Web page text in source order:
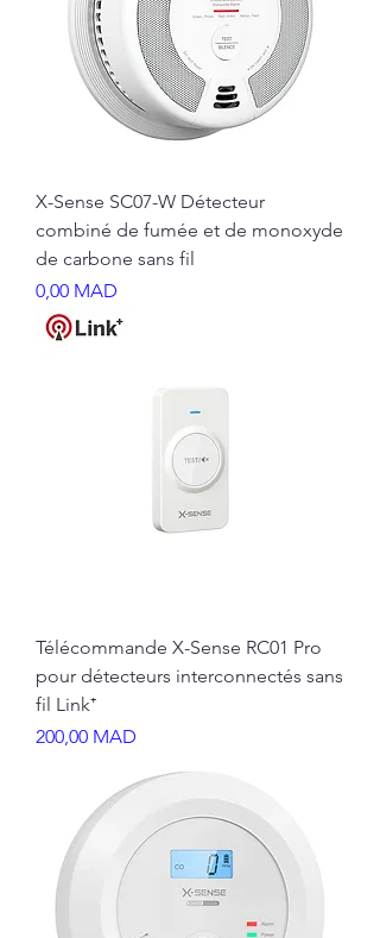
X-Sense SC07-W Détecteur
combiné de fumée et de monoxyde
de carbone sans fil
Prix
0,00 MAD
Télécommande X-Sense RC01 Pro
pour détecteurs interconnectés sans
fil Link⁺
Prix
200,00 MAD